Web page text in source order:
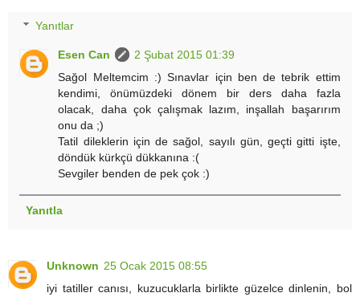
Yanıtlar
Esen Can
2 Şubat 2015 01:39
Sağol Meltemcim :) Sınavlar için ben de tebrik ettim
kendimi, önümüzdeki dönem bir ders daha fazla
olacak, daha çok çalışmak lazım, inşallah başarırım
onu da ;)
Tatil dileklerin için de sağol, sayılı gün, geçti gitti işte,
döndük kürkçü dükkanına :(
Sevgiler benden de pek çok :)
Yanıtla
Unknown 25 Ocak 2015 08:55
iyi tatiller canısı, kuzucuklarla birlikte güzelce dinlenin, bol